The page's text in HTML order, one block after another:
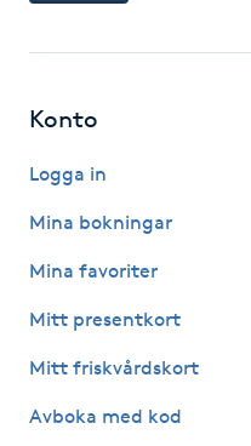
Hot Stone Massage
Hudföryngring
Huduppstramning
Konto
Logga in
Mina bokningar
Mina favoriter
Mitt presentkort
Mitt friskvårdskort
Avboka med kod